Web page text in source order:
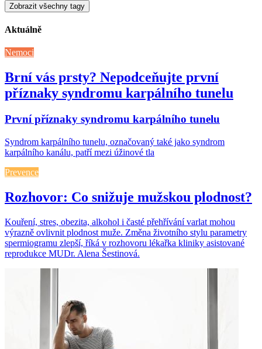
Zobrazit všechny tagy
Aktuálně
Nemoci
Brní vás prsty? Nepodceňujte první
příznaky syndromu karpálního tunelu
První příznaky syndromu karpálního tunelu
Syndrom karpálního tunelu, označovaný také jako syndrom
karpálního kanálu, patří mezi úžinové tla
Prevence
Rozhovor: Co snižuje mužskou plodnost?
Kouření, stres, obezita, alkohol i časté přehřívání varlat mohou
výrazně ovlivnit plodnost muže. Změna životního stylu parametry
spermiogramu zlepší, říká v rozhovoru lékařka kliniky asistované
reprodukce MUDr. Alena Šestinová.